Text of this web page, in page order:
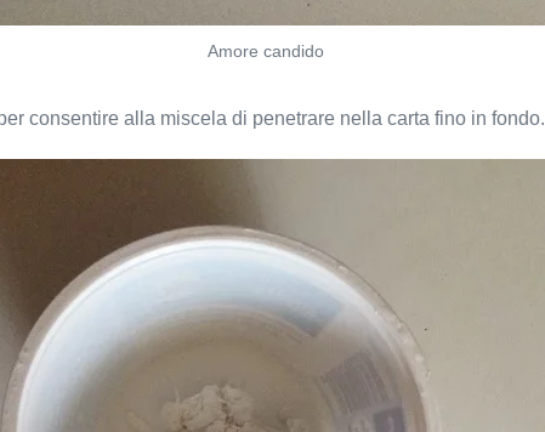
Amore candido
consentire alla miscela di penetrare nella carta fino in fondo.